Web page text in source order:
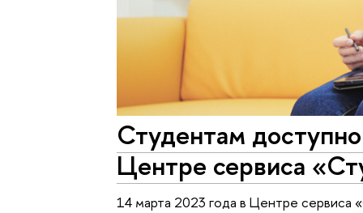
Студентам
Центре сервиса
14 марта 2023 года в Центре сервиса